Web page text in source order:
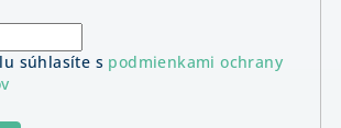
súhlasíte s podmienkami ochrany